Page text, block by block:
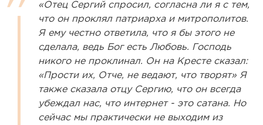
«Отец Сергий спросил, согласна ли я с тем,
что он проклял патриарха и митрополитов.
Я ему честно ответила, что я бы этого не
сделала, ведь Бог есть Любовь. Господь
никого не проклинал. Он на Кресте сказал:
«Прости их, Отче, не ведают, что творят» Я
также сказала отцу Сергию, что он всегда
убеждал нас, что интернет - это сатана. Но
сейчас мы практически не выходим из